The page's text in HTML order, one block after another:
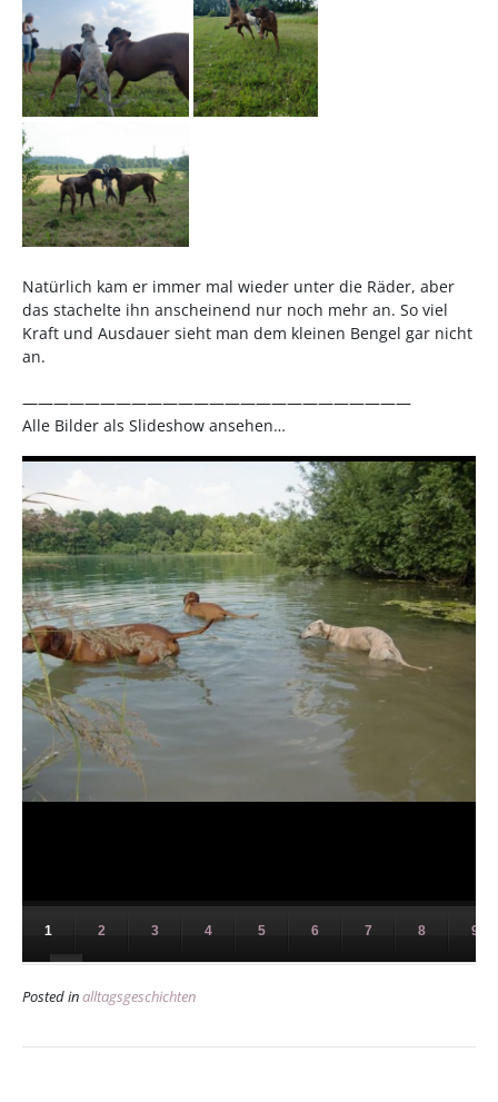
Natürlich kam er immer mal wieder unter die Räder, aber
das stachelte ihn anscheinend nur noch mehr an. So viel
Kraft und Ausdauer sieht man dem kleinen Bengel gar nicht
an.
—————————————————————————
Alle Bilder als Slideshow ansehen…
1 2 3 4 5 6 7 8 9
Posted inalltagsgeschichten